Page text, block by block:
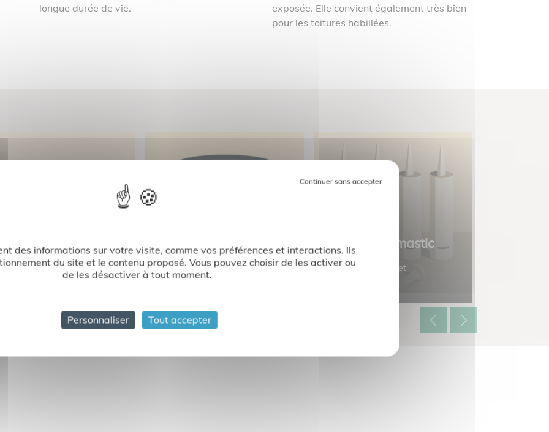
longue durée de vie.
exposée. Elle convient également très bien
pour les toitures habillées.
cover
et renfort
Geomantis bonding
colle en pot et sous pression
Geomantis mastic
Mastic de finition et
des informations sur votre visite, comme vos préférences et interactions. Ils
du site et le contenu proposé. Vous pouvez choisir de les activer ou
de les désactiver à tout moment.
Tout accepter
Personnaliser